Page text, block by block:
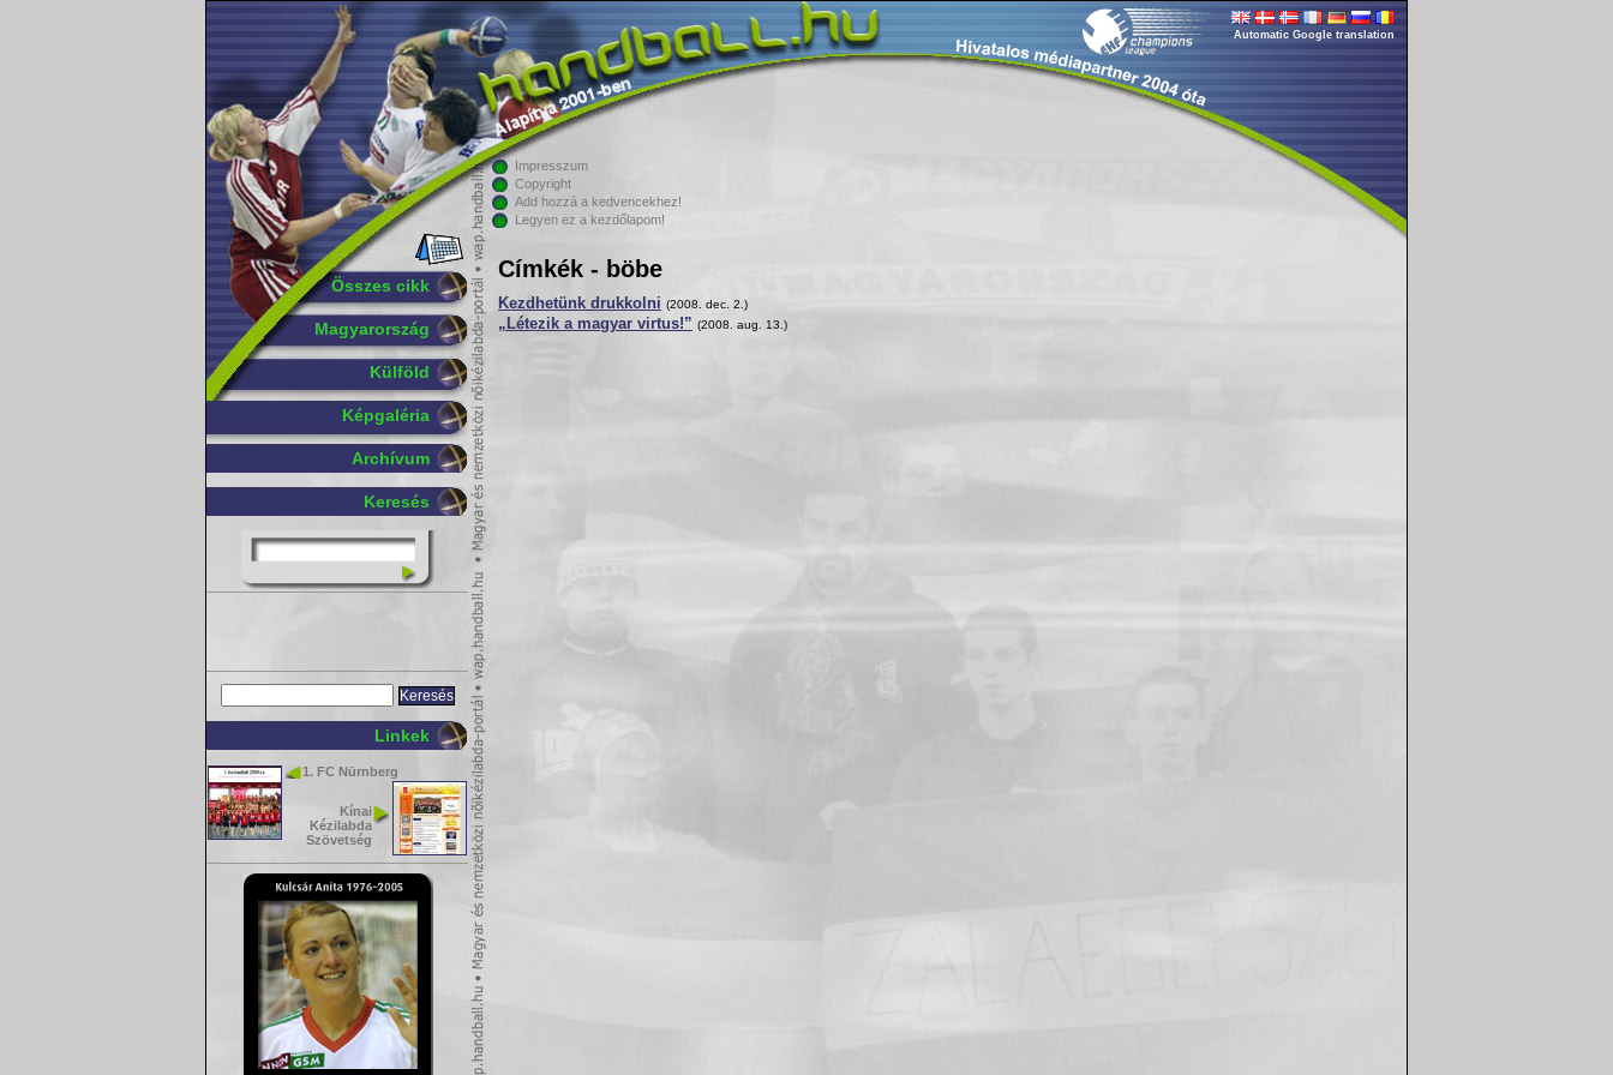
Összes cikk
Magyarország
Külföld
Képgaléria
Archívum
Keresés
Linkek
1. FC Nürnberg
Kínai
Kézilabda
Szövetség
Automatic Google translation
Impresszum
Copyright
Add hozzá a kedvencekhez!
Legyen ez a kezdőlapom!
Címkék - böbe
Kezdhetünk drukkolni (2008. dec. 2.)
„Létezik a magyar virtus!” (2008. aug. 13.)